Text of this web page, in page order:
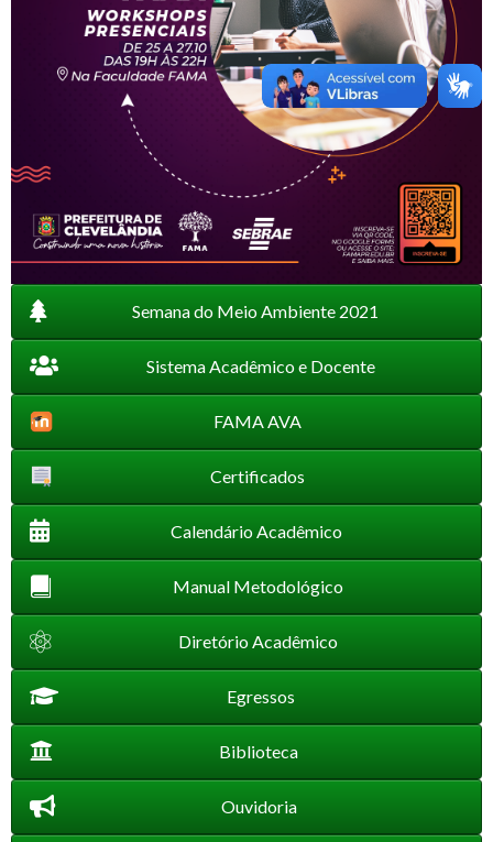
Semana do Meio Ambiente 2021
Sistema Acadêmico e Docente
FAMA AVA
Certificados
Calendário Acadêmico
Manual Metodológico
Diretório Acadêmico
Egressos
Biblioteca
Ouvidoria